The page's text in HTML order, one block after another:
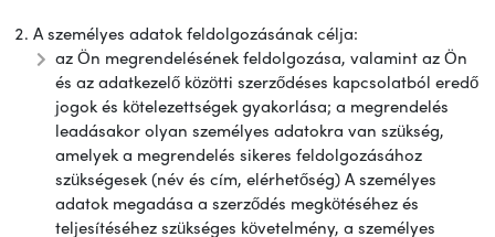
A személyes adatok feldolgozásának célja:
az Ön megrendelésének feldolgozása, valamint az Ön
és az adatkezelő közötti szerződéses kapcsolatból eredő
jogok és kötelezettségek gyakorlása; a megrendelés
leadásakor olyan személyes adatokra van szükség,
amelyek a megrendelés sikeres feldolgozásához
szükségesek (név és cím, elérhetőség) A személyes
adatok megadása a szerződés megkötéséhez és
teljesítéséhez szükséges követelmény, a személyes